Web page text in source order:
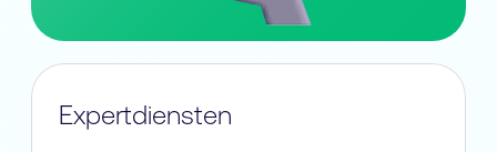
Expertdiensten